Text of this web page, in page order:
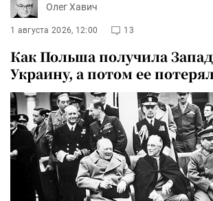
Олег Хавич
1 августа 2026, 12:00 13
Как Польша получила
Украину, а потом ее